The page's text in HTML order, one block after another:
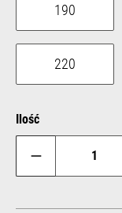
190
220
Ilość